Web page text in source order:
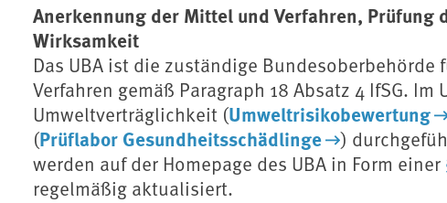
Anerkennung der Mittel und Verfahren,
Wirksamkeit
Das UBA ist die zuständige
Verfahren gemäß Paragraph 18 Absatz 4 IfSG.
Umweltverträglichkeit (Umweltrisikobewertung
(Prüflabor Gesundheitsschädlinge
)
werden auf der Homepage des UBA in Form einer
regelmäßig aktualisiert.